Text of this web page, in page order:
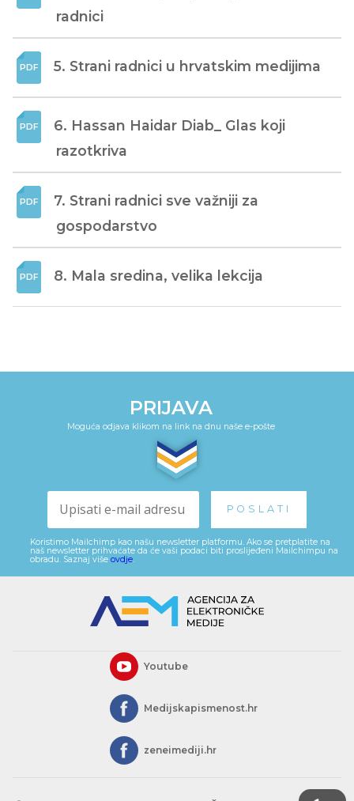
radnici
5. Strani radnici u hrvatskim medijima
6. Hassan Haidar Diab_ Glas koji
razotkriva
7. Strani radnici sve važniji za
gospodarstvo
8. Mala sredina, velika lekcija
PRIJAVA
Moguća odjava klikom na link na dnu naše e-pošte
Koristimo Mailchimp kao našu newsletter platformu. Ako se pretplatite na
naš newsletter prihvaćate da će vaši podaci biti proslijeđeni Mailchimpu na
obradu. Saznaj više ovdje
Youtube
Medijskapismenost.hr
zeneimediji.hr